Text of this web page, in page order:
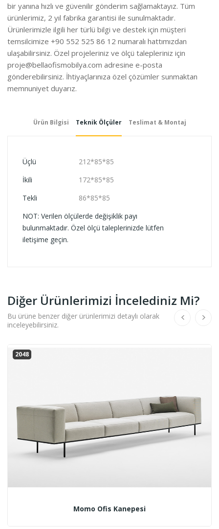
bir yanına hızlı ve güvenilir gönderim sağlamaktayız. Tüm
ürünlerimiz, 2 yıl fabrika garantisi ile sunulmaktadır.
Ürünlerimizle ilgili her türlü bilgi ve destek için müşteri
temsilcimize +90 552 525 86 12 numaralı hattımızdan
ulaşabilirsiniz. Özel projeleriniz ve ölçü talepleriniz için
proje@bellaofismobilya.com adresine e-posta
gönderebilirsiniz. İhtiyaçlarınıza özel çözümler sunmaktan
memnuniyet duyarız.
Ürün Bilgisi Teknik Ölçüler Teslimat & Montaj
Üçlü
212*85*85
İkili
172*85*85
Tekli
86*85*85
NOT: Verilen ölçülerde değişiklik payı
bulunmaktadır. Özel ölçü taleplerinizde lütfen
iletişime geçin.
Diğer Ürünlerimizi İncelediniz Mi?
Bu ürüne benzer diğer ürünlerimizi detaylı olarak
inceleyebilirsiniz.
2048
Momo Ofis Kanepesi